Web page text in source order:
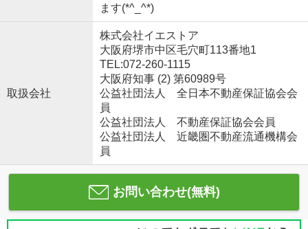
ます(*^_^*)
取扱会社
株式会社イエストア
大阪府堺市中区毛穴町113番地1
TEL:072-260-1115
大阪府知事 (2) 第60989号
公益社団法人 全日本不動産保証協会会
員
公益社団法人 不動産保証協会会員
公益社団法人 近畿圏不動産流通機構会
員
お問い合わせ(無料)